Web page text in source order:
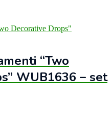
“Two
WUB1636 – set